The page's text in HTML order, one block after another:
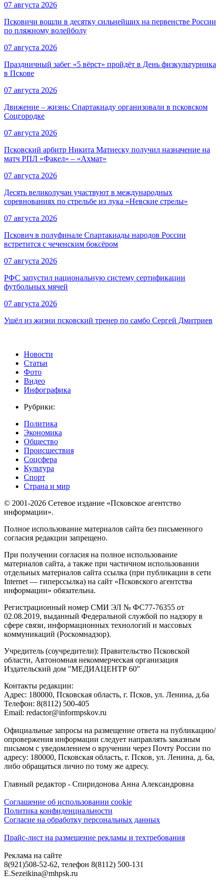
07 августа 2026
Псковичи вошли в десятку сильнейших на первенстве России
по пляжному волейболу
07 августа 2026
Праздничный забег «5 вёрст» пройдёт в День физкультурника
в Пскове
07 августа 2026
Движение – жизнь: Спартакиаду организовали в псковском
Соцгородке
07 августа 2026
Псковский арбитр Никита Матиеску получил назначение на
матч РПЛ «Факел» – «Ахмат»
07 августа 2026
Десять великолучан участвуют в международных
соревнованиях по стрельбе из лука «Невские стрелы»
07 августа 2026
Пскович в полуфинале Спартакиады народов России
встретится с чеченским боксёром
07 августа 2026
РФС запустил национальную систему сертификации
футбольных мячей
07 августа 2026
Ушёл из жизни псковский тренер по самбо Сергей Дмитриев
Новости
Статьи
Фото
Видео
Инфографика
Рубрики:
Политика
Экономика
Общество
Происшествия
Соцсфера
Культура
Спорт
Страна и мир
© 2001-2026 Сетевое издание «Псковское агентство
информации».
Полное использование материалов сайта без письменного
согласия редакции запрещено.
При получении согласия на полное использование
материалов сайта, а также при частичном использовании
отдельных материалов сайта ссылка (при публикации в сети
Internet — гиперссылка) на сайт «Псковского агентства
информации» обязательна.
Регистрационный номер СМИ ЭЛ № ФС77-76355 от
02.08.2019, выданный Федеральной службой по надзору в
сфере связи, информационных технологий и массовых
коммуникаций (Роскомнадзор).
Учредитель (соучредители): Правительство Псковской
области, Автономная некоммерческая организация
Издательский дом "МЕДИАЦЕНТР 60"
Контакты редакции:
Адреc: 180000, Псковская область, г. Псков, ул. Ленина, д.6а
Телефон: 8(8112) 500-405
Email: redactor@informpskov.ru
Официальные запросы на размещение ответа на публикацию/
опровержения информации следует направлять заказным
письмом с уведомлением о вручении через Почту России по
адресу: 180000, Псковская область, г. Псков, ул. Ленина, д. 6а,
либо обращаться лично по тому же адресу.
Главный редактор - Спиридонова Анна Александровна
Соглашение об использовании cookie
Политика конфиденциальности
Согласие на обработку персональных данных
Прайс-лист на размещение рекламы и техтребования
Реклама на сайте
8(921)508-52-62, телефон 8(8112) 500-131
E.Sezeikina@mhpsk.ru